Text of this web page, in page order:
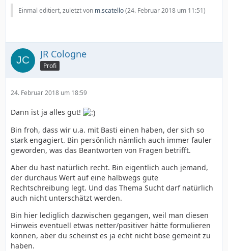
Einmal editiert, zuletzt von m.scatello(24. Februar 2018 um 11:51)
JR Cologne
Profi
24. Februar 2018 um 18:59
Dann ist ja alles gut!
Bin froh, dass wir u.a. mit Basti einen haben, der sich so
stark engagiert. Bin persönlich nämlich auch immer fauler
geworden, was das Beantworten von Fragen betrifft.
Aber du hast natürlich recht. Bin eigentlich auch jemand,
der durchaus Wert auf eine halbwegs gute
Rechtschreibung legt. Und das Thema Sucht darf natürlich
auch nicht unterschätzt werden.
Bin hier lediglich dazwischen gegangen, weil man diesen
Hinweis eventuell etwas netter/positiver hätte formulieren
können, aber du scheinst es ja echt nicht böse gemeint zu
haben.